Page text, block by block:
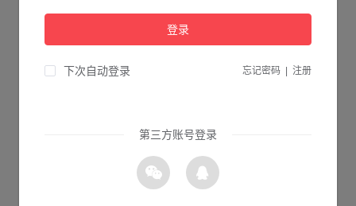
登录
下次自动登录 忘记密码 注册
第三方账号登录